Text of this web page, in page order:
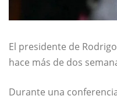
El presidente de
hace más de dos
Durante una